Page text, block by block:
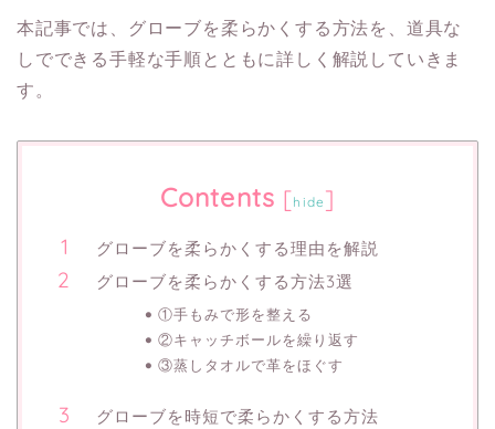
本記事では、グローブを柔らかくする方法を、道具な
しでできる手軽な手順とともに詳しく解説していきま
す。
Contents [hide ]
グローブを柔らかくする理由を解説
グローブを柔らかくする方法3選
①手もみで形を整える
②キャッチボールを繰り返す
③蒸しタオルで革をほぐす
グローブを時短で柔らかくする方法